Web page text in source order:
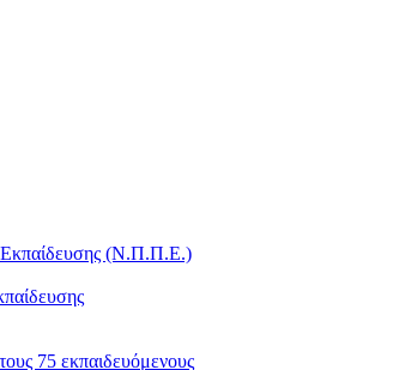
(Ν.Π.Π.Ε.)
75 εκπαιδευόμενους